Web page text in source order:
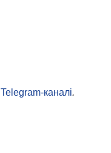
Telegram-каналі.